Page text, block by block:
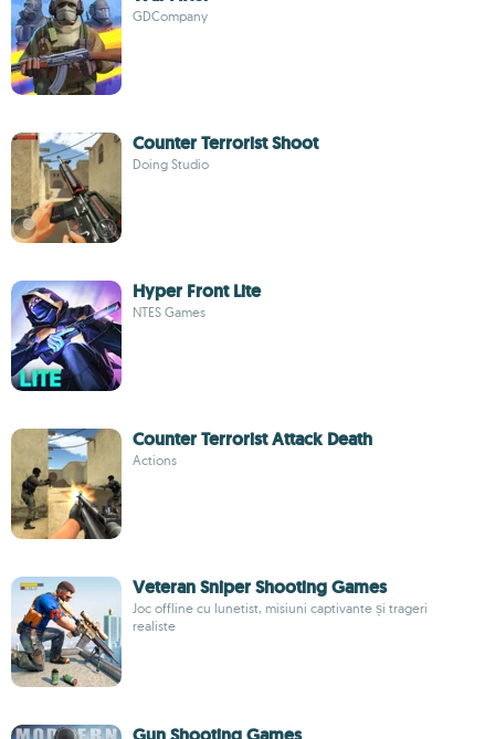
GDCompany
Counter Terrorist Shoot
Doing Studio
Hyper Front Lite
NTES Games
Counter Terrorist Attack Death
Actions
Veteran Sniper Shooting Games
Joc offline cu lunetist, misiuni captivante și trageri
realiste